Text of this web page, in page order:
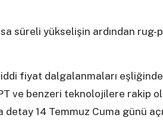
süreli yükselişin ardından
fiyat dalgalanmaları
ve benzeri teknolojilere rakip
14 Temmuz Cuma günü